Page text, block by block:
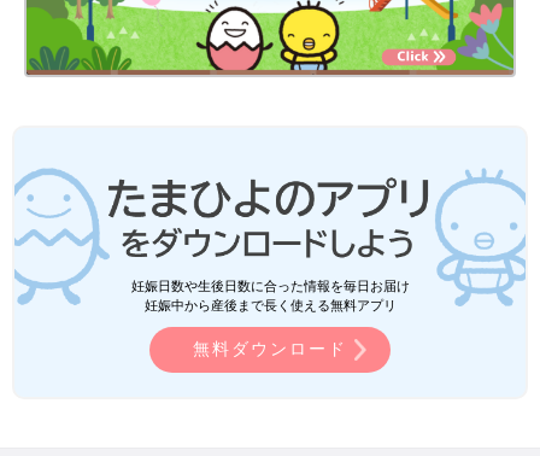
妊娠日数や生後日数に合った情報を毎日お届け
妊娠中から産後まで長く使える無料アプリ
無料ダウンロード